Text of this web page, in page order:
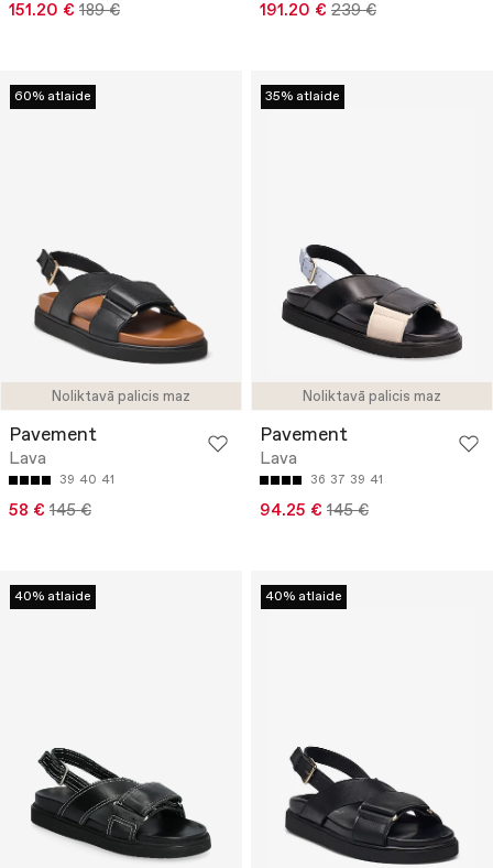
151.20 € 189 € 191.20 € 239 €
Noliktavā palicis maz
60% atlaide
Pavement
Lava
39 40 41
58 € 145 €
Noliktavā palicis maz
35% atlaide
Pavement
Lava
36 37 39 41
94.25 € 145 €
40% atlaide 40% atlaide